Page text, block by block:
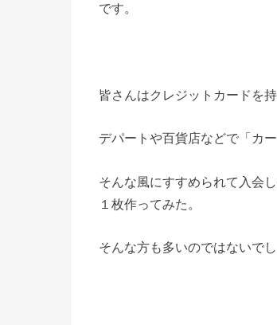
です。
皆さんはクレジットカードを
デパートや百貨店などで「カ
そんな風にすすめられて入会
１枚作ってみた。
そんな方も多いのではないでし